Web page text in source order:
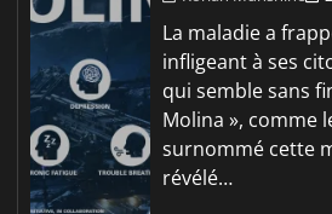
La maladie a
infligeant à ses
qui semble sans
Molina », comme
surnommé cette
révélé…